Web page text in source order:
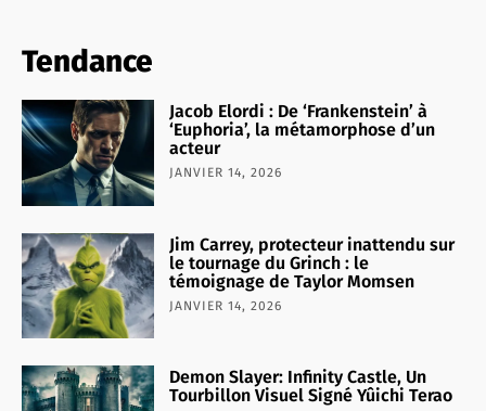
Tendance
Jacob Elordi : De ‘Frankenstein’ à
‘Euphoria’, la métamorphose d’un
acteur
JANVIER 14, 2026
Jim Carrey, protecteur inattendu sur
le tournage du Grinch : le
témoignage de Taylor Momsen
JANVIER 14, 2026
Demon Slayer: Infinity Castle, Un
Tourbillon Visuel Signé Yûichi Terao